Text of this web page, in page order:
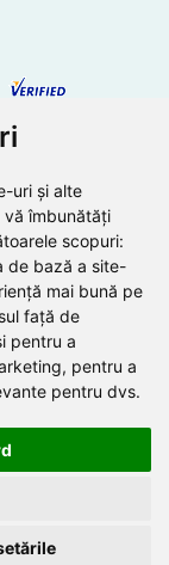
uri și alte
vă îmbunătăți
scopuri:
de bază a site-
mai bună pe
față de
pentru a
, pentru a
pentru dvs.